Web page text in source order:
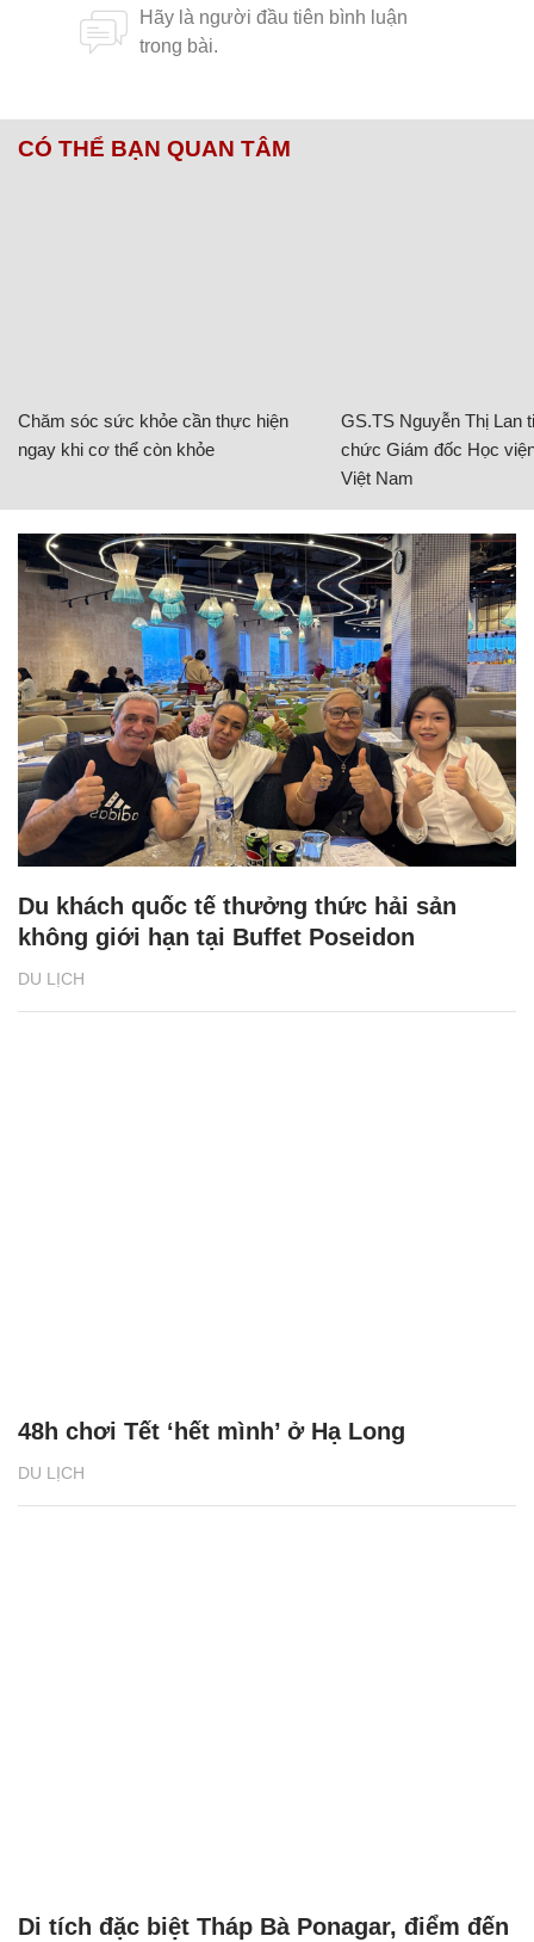
CÓ THỂ BẠN QUAN TÂM
Chăm sóc sức khỏe cần thực hiện
ngay khi cơ thể còn khỏe
GS.TS Nguyễn Thị Lan
chức Giám đốc Học
Việt Nam
DU LỊCH
Du khách quốc tế thưởng thức hải sản
không giới hạn tại Buffet Poseidon
DU LỊCH
48h chơi Tết ‘hết mình’ ở Hạ Long
Di tích đặc biệt Tháp Bà Ponagar, điểm đến